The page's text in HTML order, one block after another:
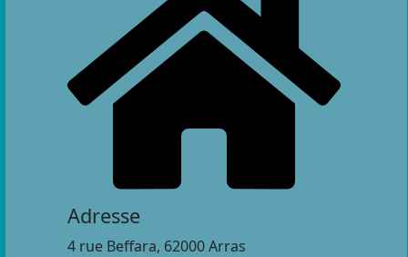
Adresse
4 rue Beffara, 62000 Arras